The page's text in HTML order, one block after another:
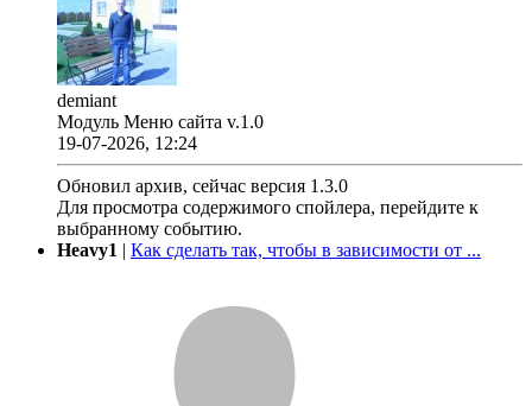
demiant
Модуль Меню сайта v.1.0
19-07-2026, 12:24
Обновил архив, сейчас версия 1.3.0
Для просмотра содержимого спойлера, перейдите к
выбранному событию.
Heavy1 | Как сделать так, чтобы в зависимости от ...